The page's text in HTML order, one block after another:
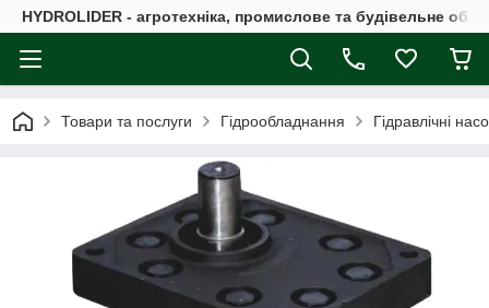
HYDROLIDER - агротехніка, промислове та будівельне
Товари та послуги Гідрообладнання Гідравлічні